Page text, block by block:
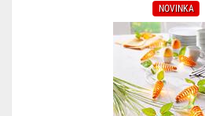
NOVINKA